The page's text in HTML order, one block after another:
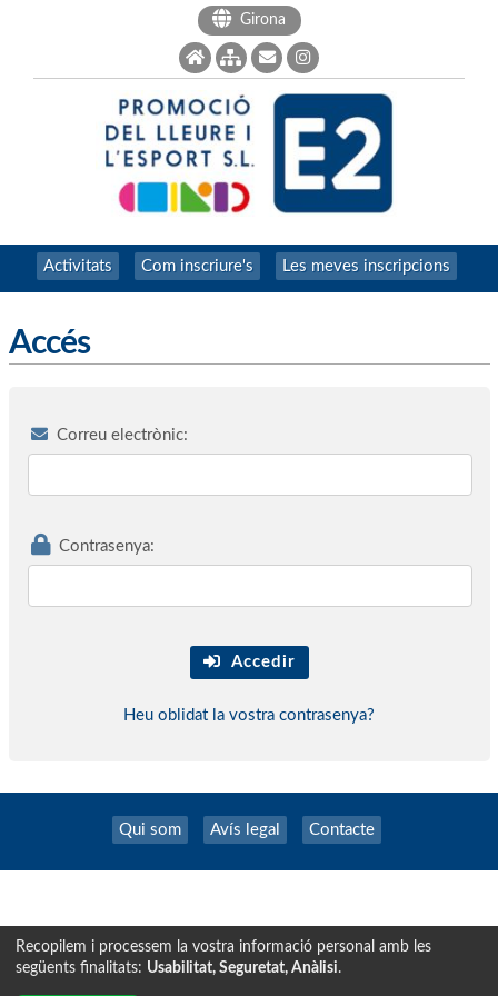
Girona
Activitats Com inscriure's Les meves inscripcions
Accés
Correu electrònic:
Contrasenya:
Accedir
Heu oblidat la vostra contrasenya?
Qui som Avís legal Contacte
Tecnología exclusiva deINSCRIPCION.ONLINE
Recopilem i processem la vostra informació personal amb les
següents finalitats: Usabilitat, Seguretat, Anàlisi.